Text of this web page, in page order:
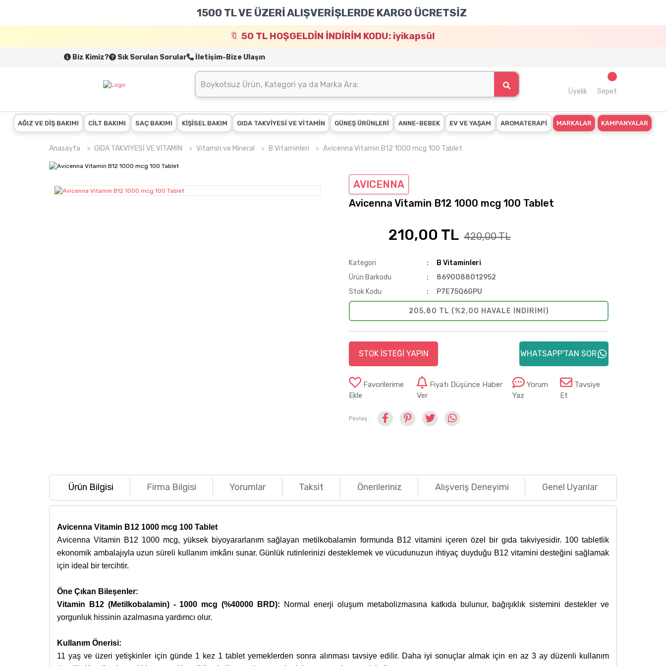
1500 TL VE ÜZERİ ALIŞVERİŞLERDE KARGO ÜCRETSİZ
50 TL HOŞGELDİN İNDİRİM KODU: iyikapsül
Biz Kimiz? Sık Sorulan Sorular İletişim-Bize Ulaşın
Üyelik Sepet
AĞIZ VE DİŞ BAKIMI CİLT BAKIMI SAÇ BAKIMI KİŞİSEL BAKIM GIDA TAKVİYESİ VE VİTAMİN GÜNEŞ ÜRÜNLERİ ANNE-BEBEK EV VE YAŞAM AROMATERAPİ MARKALAR KAMPANYALAR
Anasayfa GIDA TAKVİYESİ VE VİTAMİN Vitamin ve Mineral B Vitaminleri Avicenna Vitamin B12 1000 mcg 100 Tablet
AVICENNA
Avicenna Vitamin B12 1000 mcg 100 Tablet
210,00 TL 420,00 TL
Kategori
B Vitaminleri
Ürün Barkodu
8690088012952
Stok Kodu
P7E75Q6GPU
205,80 TL (%2,00 HAVALE INDIRIMI)
STOK İSTEĞİ YAPIN WHATSAPP'TAN SOR
Favorilerime
Ekle
Fiyatı Düşünce Haber
Ver
Yorum
Yaz
Tavsiye
Et
Paylaş :
Ürün Bilgisi Firma Bilgisi Yorumlar Taksit Önerileriniz Alışveriş Deneyimi Genel Uyarılar
Avicenna Vitamin B12 1000 mcg 100 Tablet
Avicenna Vitamin B12 1000 mcg, yüksek biyoyararlanım sağlayan metilkobalamin formunda B12 vitamini içeren özel bir gıda takviyesidir. 100 tabletlik
ekonomik ambalajıyla uzun süreli kullanım imkânı sunar. Günlük rutinlerinizi desteklemek ve vücudunuzun ihtiyaç duyduğu B12 vitamini desteğini sağlamak
için ideal bir tercihtir.
Öne Çıkan Bileşenler:
Vitamin B12 (Metilkobalamin) - 1000 mcg (%40000 BRD): Normal enerji oluşum metabolizmasına katkıda bulunur, bağışıklık sistemini destekler ve
yorgunluk hissinin azalmasına yardımcı olur.
Kullanım Önerisi:
11 yaş ve üzeri yetişkinler için günde 1 kez 1 tablet yemeklerden sonra alınması tavsiye edilir. Daha iyi sonuçlar almak için en az 3 ay düzenli kullanım